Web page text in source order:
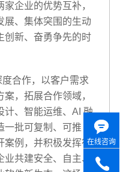
企业的优势互补，
展、集体突围的生动
创新、奋勇争先的时
合作，以客户需求
，拓展合作领域，
计、智能运维、AI 融
一批可复制、可推
案例，并积极发挥行
共建安全、自主、
在线咨询